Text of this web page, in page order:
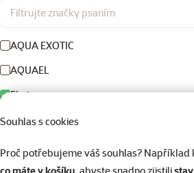
Souhlas s cookies
Proč potřebujeme váš souhlas? Například
Filtrujte značky psaním
AQUA EXOTIC
AQUAEL
Eheim
HU-BEN
Tetra